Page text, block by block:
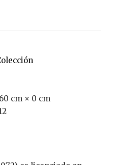
cm × 0 cm